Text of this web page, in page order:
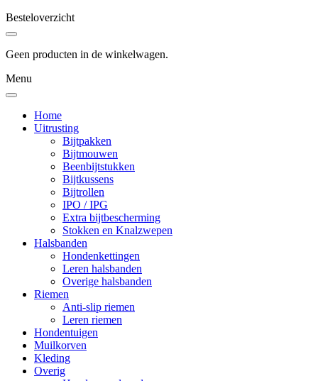
Besteloverzicht
Geen producten in de winkelwagen.
Menu
Home
Uitrusting
Bijtpakken
Bijtmouwen
Beenbijtstukken
Bijtkussens
Bijtrollen
IPO / IPG
Extra bijtbescherming
Stokken en Knalzwepen
Halsbanden
Hondenkettingen
Leren halsbanden
Overige halsbanden
Riemen
Anti-slip riemen
Leren riemen
Hondentuigen
Muilkorven
Kleding
Overig